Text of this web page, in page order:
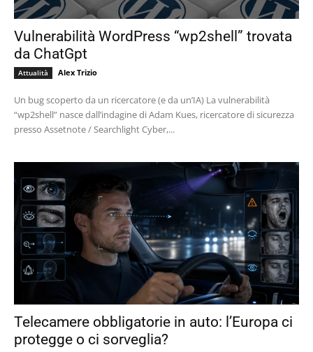
Vulnerabilità WordPress “wp2shell” trovata
da ChatGpt
Attualità Alex Trizio
Un bug scoperto da un ricercatore (e da un’IA) La vulnerabilità
“wp2shell” nasce dall’indagine di Adam Kues, ricercatore di sicurezza
presso Assetnote / Searchlight Cyber,...
Telecamere obbligatorie in auto: l’Europa ci
protegge o ci sorveglia?